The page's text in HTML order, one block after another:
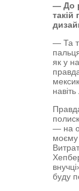
— До
такій
— Та
як у
— на
моєму
буду